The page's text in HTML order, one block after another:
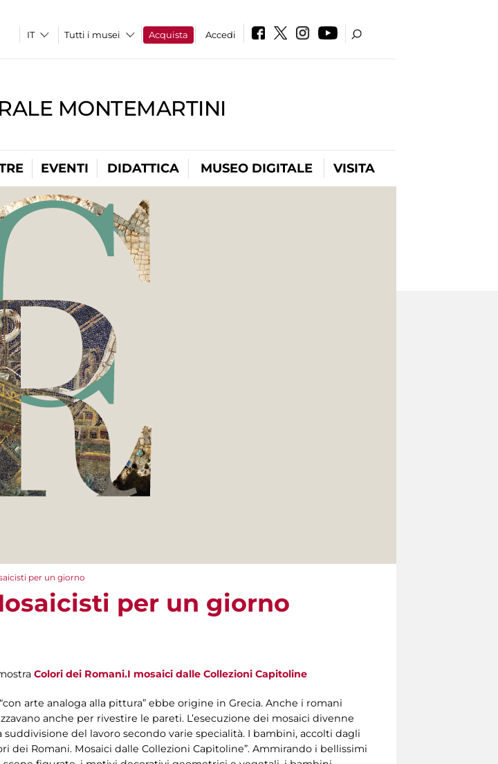
Tutti i musei Acquista Accedi
MONTEMARTINI
EVENTI DIDATTICA MUSEO DIGITALE VISITA
per un giorno
per un giorno
Colori dei Romani.I mosaici dalle Collezioni Capitoline
arte analoga alla pittura” ebbe origine in Grecia. Anche i romani
anche per rivestire le pareti. L’esecuzione dei mosaici divenne
del lavoro secondo varie specialità. I bambini, accolti dagli
dei Romani. Mosaici dalle Collezioni Capitoline”. Ammirando i bellissimi